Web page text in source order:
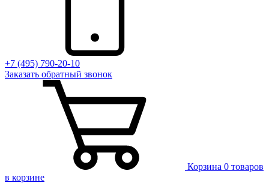
+7 (495) 790-20-10
Заказать обратный звонок
Корзина 0 товаров
в корзине